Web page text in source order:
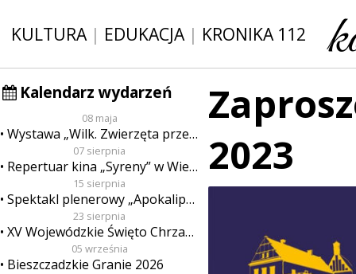
KULTURA| EDUKACJA| KRONIKA 112
Kalendarz wydarzeń
08 maja
Wystawa „Wilk. Zwierzęta przeklęte”
07 sierpnia
Repertuar kina „Syreny” w Wieluniu w dn. od 7 do 13 sierpnia
15 sierpnia
Spektakl plenerowy „Apokalipsa”
23 sierpnia
XV Wojewódzkie Święto Chrzanu
05 września
Bieszczadzkie Granie 2026
2023